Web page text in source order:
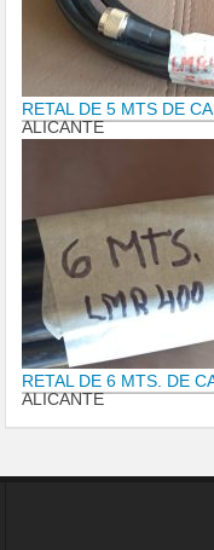
RETAL DE 5 MTS DE
ALICANTE
RETAL DE 6 MTS. DE
ALICANTE